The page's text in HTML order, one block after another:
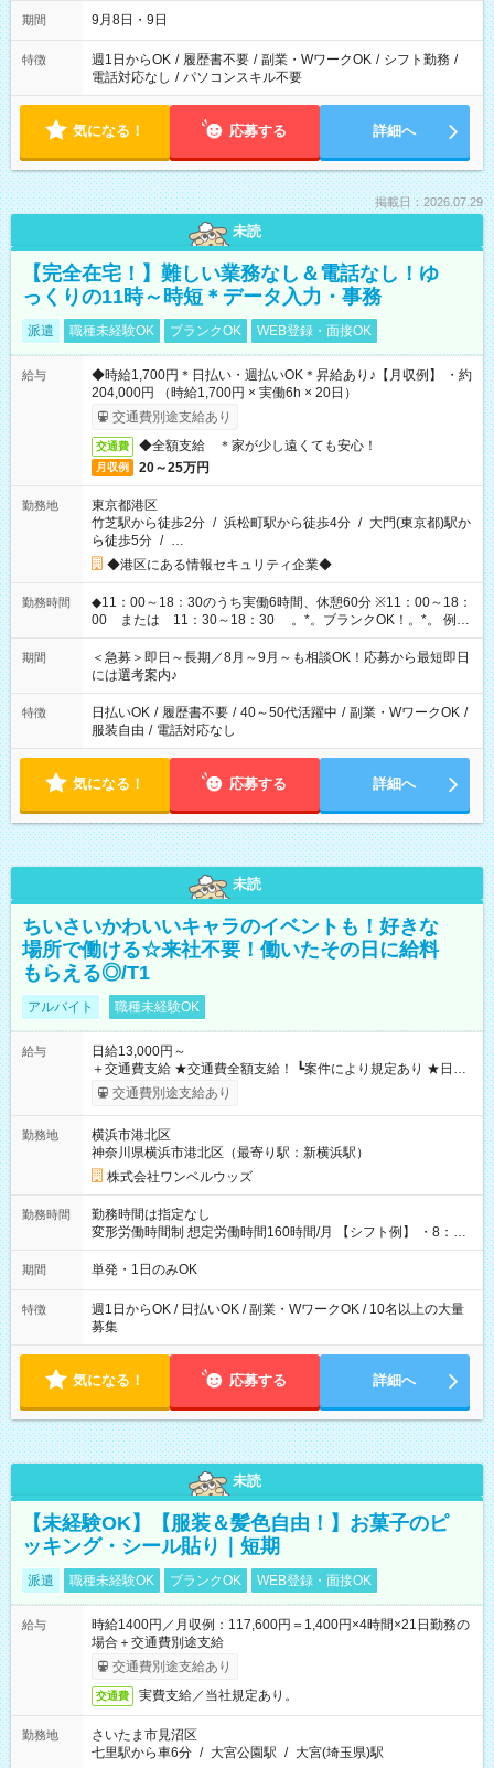
期間 9月8日・9日
特徴 週1日からOK / 履歴書不要 / 副業・WワークOK / シフト勤務 /
電話対応なし / パソコンスキル不要
気になる！ 応募する 詳細へ
掲載日：2026.07.29
未読
【完全在宅！】難しい業務なし＆電話なし！ゆ
っくりの11時～時短＊データ入力・事務
派遣 職種未経験OK ブランクOK WEB登録・面接OK
給与
◆時給1,700円＊日払い・週払いOK＊昇給あり♪【月収例】 ・約
204,000円 （時給1,700円 × 実働6h × 20日）
交通費別途支給あり
交通費 ◆全額支給 ＊家が少し遠くても安心！
月収例 20～25万円
勤務地
東京都港区
竹芝駅から徒歩2分 / 浜松町駅から徒歩4分 / 大門(東京都)駅か
ら徒歩5分 / …
◆港区にある情報セキュリティ企業◆
勤務時間
◆11：00～18：30のうち実働6時間、休憩60分 ※11：00～18：
00 または 11：30～18：30 。*。ブランクOK！。*。 例え
ば前職が、 在宅/財団法人/事務/コールセンター/受付/販売/カフェ
スタッフ スイーツ販売/ホテルフロント/化粧品販売/など 様々な
業界から入社して活躍されています♪
期間
＜急募＞即日～長期／8月～9月～も相談OK！応募から最短即日
には選考案内♪
特徴 日払いOK / 履歴書不要 / 40～50代活躍中 / 副業・WワークOK /
服装自由 / 電話対応なし
気になる！ 応募する 詳細へ
未読
ちいさいかわいいキャラのイベントも！好きな
場所で働ける☆来社不要！働いたその日に給料
もらえる◎/T1
アルバイト 職種未経験OK
給与
日給13,000円～
＋交通費支給 ★交通費全額支給！ ┗案件により規定あり ★日払
いOK！（規定あり） ┗働いたその日に現金GET♪ お仕事後はコ
ンビニATMから 日払い分を引き落とせます！ 【試用期間】試
交通費別途支給あり
勤務地
横浜市港北区
神奈川県横浜市港北区（最寄り駅：新横浜駅）
株式会社ワンベルウッズ
勤務時間
勤務時間は指定なし
変形労働時間制 想定労働時間160時間/月 【シフト例】 ・8：00
～21：00
期間 単発・1日のみOK
特徴
週1日からOK / 日払いOK / 副業・WワークOK / 10名以上の大量
募集
気になる！ 応募する 詳細へ
未読
【未経験OK】【服装＆髪色自由！】お菓子のピ
ッキング・シール貼り｜短期
派遣 職種未経験OK ブランクOK WEB登録・面接OK
給与
時給1400円／月収例：117,600円＝1,400円×4時間×21日勤務の
場合＋交通費別途支給
交通費別途支給あり
交通費 実費支給／当社規定あり。
勤務地
さいたま市見沼区
七里駅から車6分 / 大宮公園駅 / 大宮(埼玉県)駅